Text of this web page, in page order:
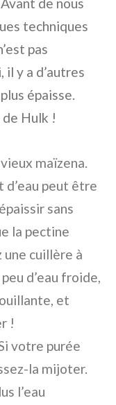
de nous
techniques
pas
y a d’autres
épaisse.
de Hulk !
maïzena.
d’eau peut être
sans
la pectine
cuillère à
d’eau froide,
et
!
votre purée
la mijoter.
l’eau